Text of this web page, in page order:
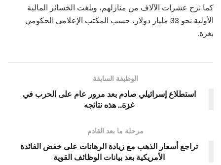
كما نزح عشرات الآلاف من منازلهم، وبلغت الخسائر المالية
الأولية نحو 33 مليار دولار، حسب المكتب الإعلامي الحكومي
بغزة.
الوظيفة السابقة
استطلاع إسرائيلي صادم بعد مرور عام على الحرب في
غزة.. هذه نتائجه
مرحلة ما بعد القادم
تراجع أسعار الذهب مع زيادة الرهانات على خفض الفائدة
الأمريكية بعد بيانات الوظائف القوية